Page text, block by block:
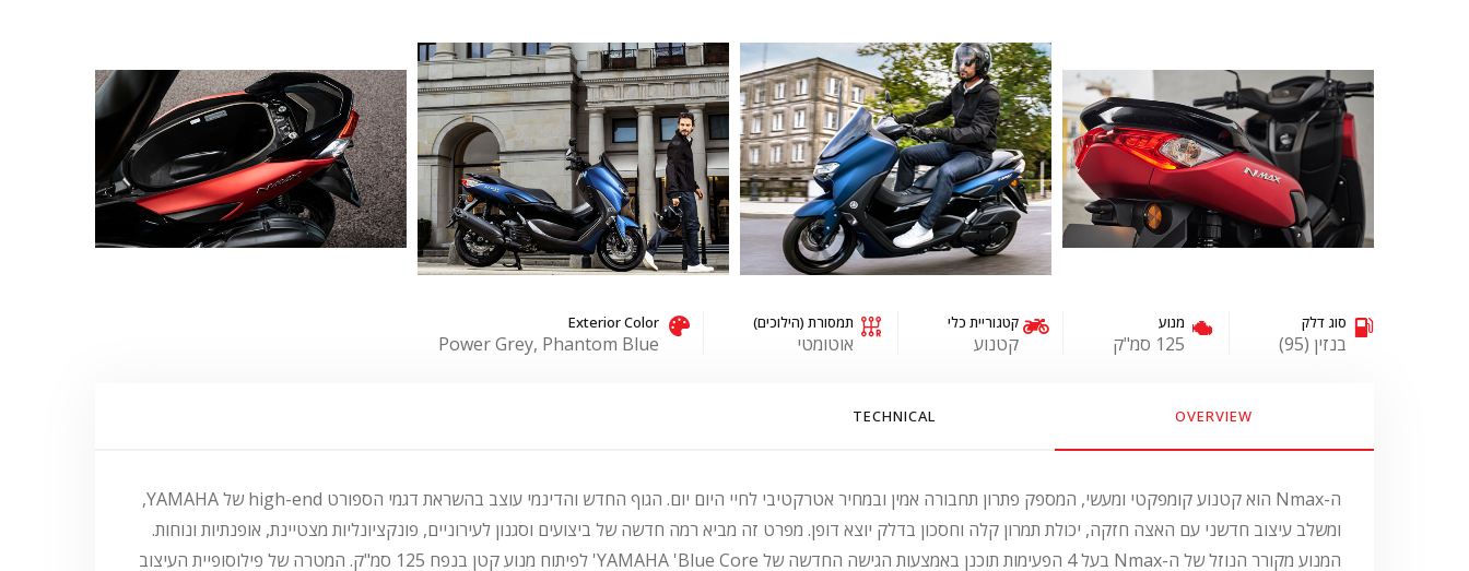
סוג דלק
בנזין (95)
מנוע
125 סמ"ק
קטגוריית כלי
קטנוע
תמסורת (הילוכים)
אוטומטי
Exterior Color
Power Grey, Phantom Blue
OVERVIEW
TECHNICAL
ה-Nmax הוא קטנוע קומפקטי ומעשי, המספק פתרון תחבורה אמין ובמחיר אטרקטיבי לחיי היום יום. הגוף החדש והדינמי עוצב בהשראת דגמי הספורט high-end של YAMAHA,
ומשלב עיצוב חדשני עם האצה חזקה, יכולת תמרון קלה וחסכון בדלק יוצא דופן. מפרט זה מביא רמה חדשה של ביצועים וסגנון לעירוניים, פונקציונליות מצטיינת, אופנתיות ונוחות.
המנוע מקורר הנוזל של ה-Nmax בעל 4 הפעימות תוכנן באמצעות הגישה החדשה של YAMAHA 'Blue Core' לפיתוח מנוע קטן בנפח 125 סמ"ק. המטרה של פילוסופיית העיצוב